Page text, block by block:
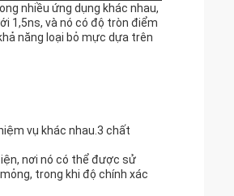
nhiều ứng dụng khác nhau,
1,5ns, và nó có độ tròn điểm
năng loại bỏ mực dựa trên
vụ khác nhau.3 chất
nơi nó có thể được sử
trong khi độ chính xác